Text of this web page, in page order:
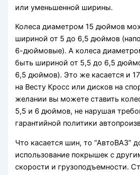
или уменьшенной ширины.
Колеса диаметром 15 дюймов
шириной от 5 до 6,5 дюймов
6-дюймовые). А колеса
быть шириной от 5,5 до 6,5
6,5 дюймов). Это же касается и
на Весту Кросс или дисков на
желании вы можете ставить
5,5 и 6 дюймов, не нарушая
гарантийной политики
Что касается шин, то “АвтоВАЗ”
использование покрышек с
скорости и грузоподъемности.